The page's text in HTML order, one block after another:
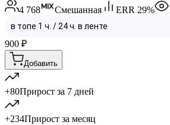
4 768 Смешанная ERR 29%
900 ₽
Добавить
+80Прирост за 7 дней
+234Прирост за месяц